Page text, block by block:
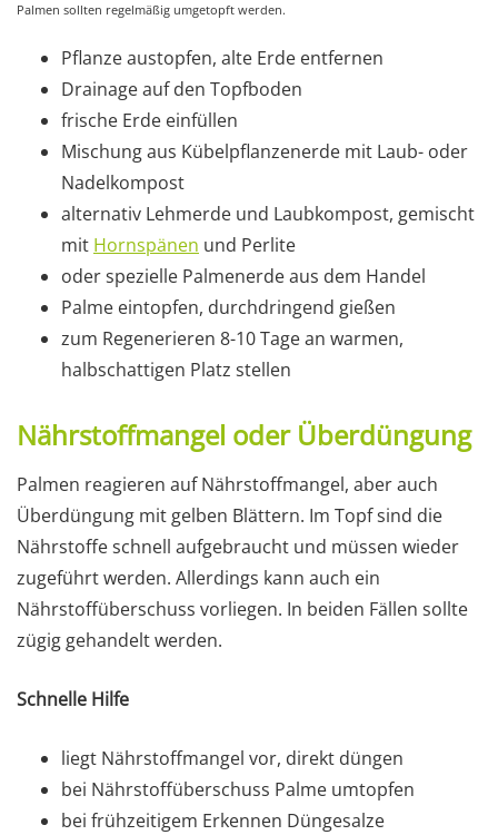
Palmen sollten regelmäßig umgetopft werden.
Pflanze austopfen, alte Erde entfernen
Drainage auf den Topfboden
frische Erde einfüllen
Mischung aus Kübelpflanzenerde mit Laub- oder
Nadelkompost
alternativ Lehmerde und Laubkompost, gemischt
mit Hornspänen und Perlite
oder spezielle Palmenerde aus dem Handel
Palme eintopfen, durchdringend gießen
zum Regenerieren 8-10 Tage an warmen,
halbschattigen Platz stellen
Nährstoffmangel oder Überdüngung
Palmen reagieren auf Nährstoffmangel, aber auch
Überdüngung mit gelben Blättern. Im Topf sind die
Nährstoffe schnell aufgebraucht und müssen wieder
zugeführt werden. Allerdings kann auch ein
Nährstoffüberschuss vorliegen. In beiden Fällen sollte
zügig gehandelt werden.
Schnelle Hilfe
liegt Nährstoffmangel vor, direkt düngen
bei Nährstoffüberschuss Palme umtopfen
bei frühzeitigem Erkennen Düngesalze